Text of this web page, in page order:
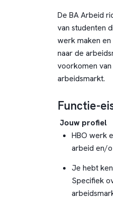
De BA Arbeid
van studenten
werk maken
naar de
voorkomen
arbeidsmarkt.
Functie-
Jouw profiel
HBO werk
arbeid en/
Je hebt
Specifiek